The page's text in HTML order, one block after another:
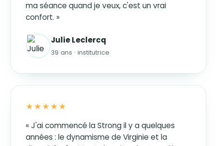
ma séance quand je veux, c'est un vrai
confort. »
Julie Leclercq
39 ans · institutrice
★★★★★
« J'ai commencé la Strong il y a quelques
années : le dynamisme de Virginie et la